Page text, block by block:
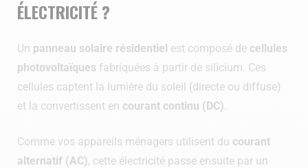
ÉLECTRICITÉ ?
Un panneau solaire résidentiel est composé de cellules
photovoltaïques fabriquées à partir de silicium. Ces
cellules captent la lumière du soleil (directe ou diffuse)
et la convertissent en courant continu (DC)
Comme vos appareils ménagers utilisent du courant
alternatif (AC), cette électricité passe ensuite par un